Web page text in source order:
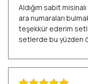
Aldığım sabit
ara numaraları
teşekkür ederim
setlerde bu yüzden